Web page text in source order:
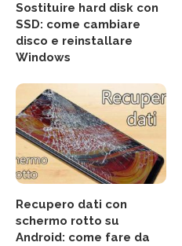
Sostituire hard disk con
SSD: come cambiare
disco e reinstallare
Windows
Recupero dati con
schermo rotto su
Android: come fare da